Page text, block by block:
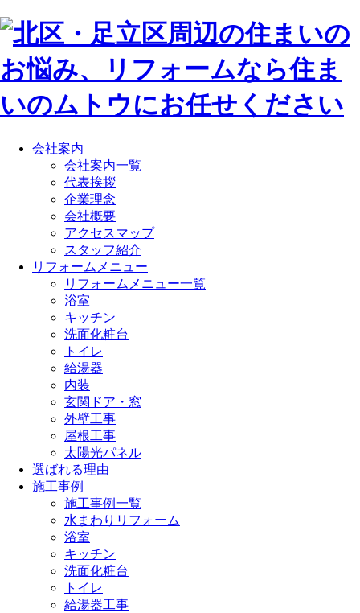
会社案内
会社案内一覧
代表挨拶
企業理念
会社概要
アクセスマップ
スタッフ紹介
リフォームメニュー
リフォームメニュー一覧
浴室
キッチン
洗面化粧台
トイレ
給湯器
内装
玄関ドア・窓
外壁工事
屋根工事
太陽光パネル
選ばれる理由
施工事例
施工事例一覧
水まわりリフォーム
浴室
キッチン
洗面化粧台
トイレ
給湯器工事